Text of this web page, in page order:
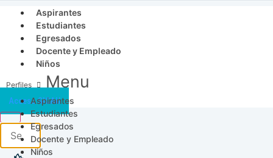
Aspirantes
Estudiantes
Egresados
Docente y Empleado
Niños
Menu
Aspirantes
Estudiantes
Egresados
Docente y Empleado
Niños
Acceso SICAU